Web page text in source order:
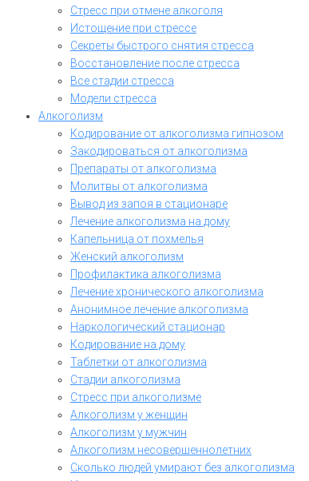
Стресс при отмене алкоголя
Истощение при стрессе
Секреты быстрого снятия стресса
Восстановление после стресса
Все стадии стресса
Модели стресса
Алкоголизм
Кодирование от алкоголизма гипнозом
Закодироваться от алкоголизма
Препараты от алкоголизма
Молитвы от алкоголизма
Вывод из запоя в стационаре
Лечение алкоголизма на дому
Капельница от похмелья
Женский алкоголизм
Профилактика алкоголизма
Лечение хронического алкоголизма
Анонимное лечение алкоголизма
Наркологический стационар
Кодирование на дому
Таблетки от алкоголизма
Стадии алкоголизма
Стресс при алкоголизме
Алкоголизм у женщин
Алкоголизм у мужчин
Алкоголизм несовершеннолетних
Сколько людей умирают без алкоголизма